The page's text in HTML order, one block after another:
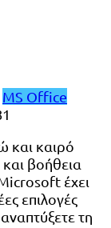
MS Office
και καιρό
βοήθεια
έχει
επιλογές
τη